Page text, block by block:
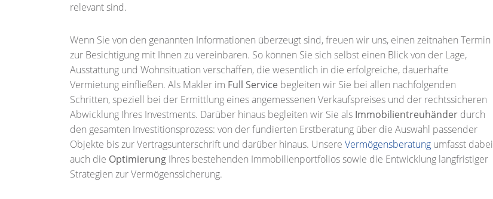
relevant sind.
Wenn Sie von den genannten Informationen überzeugt sind, freuen wir uns, einen zeitnahen Termin
zur Besichtigung mit Ihnen zu vereinbaren. So können Sie sich selbst einen Blick von der Lage,
Ausstattung und Wohnsituation verschaffen, die wesentlich in die erfolgreiche, dauerhafte
Vermietung einfließen. Als Makler im Full Service begleiten wir Sie bei allen nachfolgenden
Schritten, speziell bei der Ermittlung eines angemessenen Verkaufspreises und der rechtssicheren
Abwicklung Ihres Investments. Darüber hinaus begleiten wir Sie als Immobilientreuhänder durch
den gesamten Investitionsprozess: von der fundierten Erstberatung über die Auswahl passender
Objekte bis zur Vertragsunterschrift und darüber hinaus. Unsere Vermögensberatung umfasst dabei
auch die Optimierung Ihres bestehenden Immobilienportfolios sowie die Entwicklung langfristiger
Strategien zur Vermögenssicherung.